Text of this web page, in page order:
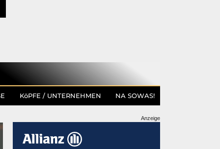
KöPFE / UNTERNEHMEN NA SOWAS!
Anzeige